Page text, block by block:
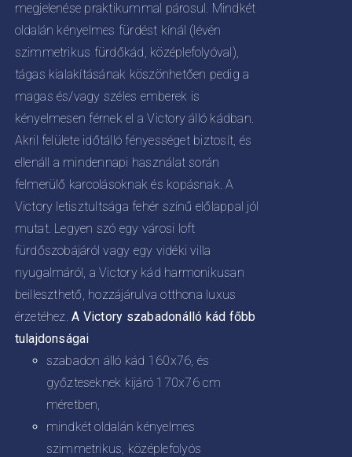
megjelenése praktikummal párosul. Mindkét
oldalán kényelmes fürdést kínál (lévén
szimmetrikus fürdőkád, középlefolyóval),
tágas kialakításának köszönhetően pedig a
magas és/vagy széles emberek is
kényelmesen férnek el a Victory álló kádban.
Akril felülete időtálló fényességet biztosít, és
ellenáll a mindennapi használat során
felmerülő karcolásoknak és kopásnak. A
Victory letisztultsága fehér színű előlappal jól
mutat. Legyen szó egy városi loft
fürdőszobájáról vagy egy vidéki villa
nyugalmáról, a Victory kád harmonikusan
beilleszthető, hozzájárulva otthona luxus
érzetéhez.A Victory szabadonálló kád főbb
tulajdonságai
szabadon álló kád 160x76, és
győzteseknek kijáró 170x76 cm
méretben,
mindkét oldalán kényelmes
szimmetrikus, középlefolyós